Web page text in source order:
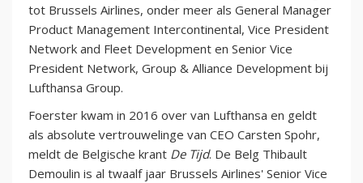
tot Brussels Airlines, onder meer als General Manager
Product Management Intercontinental, Vice President
Network and Fleet Development en Senior Vice
President Network, Group & Alliance Development bij
Lufthansa Group.
Foerster kwam in 2016 over van Lufthansa en geldt
als absolute vertrouwelinge van CEO Carsten Spohr,
meldt de Belgische krant De Tijd. De Belg Thibault
Demoulin is al twaalf jaar Brussels Airlines' Senior Vice